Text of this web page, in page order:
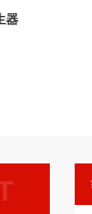
分析气相色谱仪